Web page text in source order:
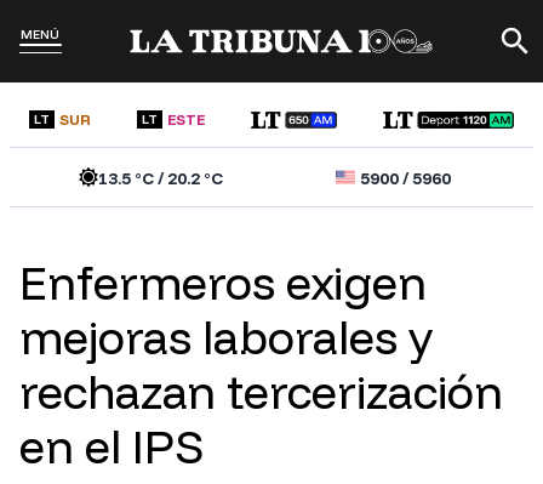
MENÚ
LT SUR LT ESTE
13.5°C /20.2°C 5900/5960
Enfermeros exigen
mejoras laborales y
rechazan tercerización
en el IPS